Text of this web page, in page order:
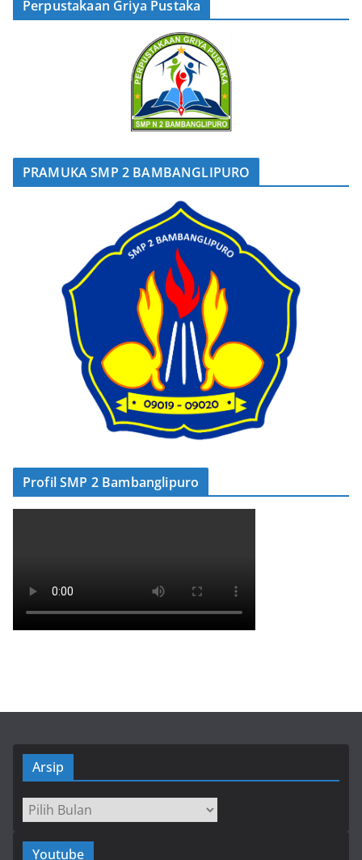
Perpustakaan Griya Pustaka
PRAMUKA SMP 2 BAMBANGLIPURO
Profil SMP 2 Bambanglipuro
Arsip
Arsip
Youtube